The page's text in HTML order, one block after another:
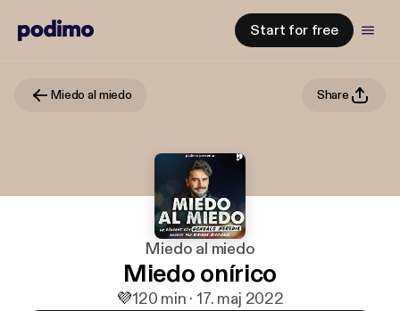
Start for free
Miedo al miedo Share
Miedo al miedo
Miedo onírico
💜120 min · 17. maj 2022